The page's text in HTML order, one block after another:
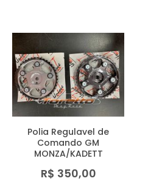
Polia Regulavel de
Comando GM
MONZA/KADETT
R$ 350,00